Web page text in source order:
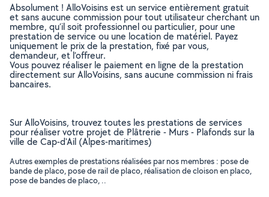
Absolument ! AlloVoisins est un service entièrement gratuit
et sans aucune commission pour tout utilisateur cherchant un
membre, qu’il soit professionnel ou particulier, pour une
prestation de service ou une location de matériel. Payez
uniquement le prix de la prestation, fixé par vous,
demandeur, et l’offreur.
Vous pouvez réaliser le paiement en ligne de la prestation
directement sur AlloVoisins, sans aucune commission ni frais
bancaires.
Sur AlloVoisins, trouvez toutes les prestations de services
pour réaliser votre projet de Plâtrerie - Murs - Plafonds sur la
ville de Cap-d'Ail (Alpes-maritimes)
Autres exemples de prestations réalisées par nos membres : pose de
bande de placo, pose de rail de placo, réalisation de cloison en placo,
pose de bandes de placo, ..